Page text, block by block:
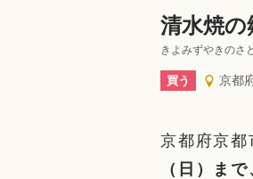
清水焼の
きよみずやきのさ
買う 京都
京都府京都
（日）ま